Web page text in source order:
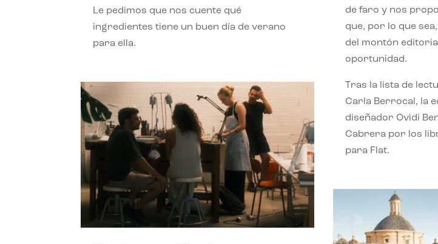
Le pedimos que nos cuente qué
ingredientes tiene un buen día de verano
para ella.
de faro y nos
que, por lo que
del montón
oportunidad.
Tras la lista de
Carla Berrocal, la
diseñador Ovidi
Cabrera por los
para Flat.